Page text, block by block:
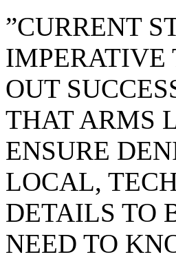
”CURRENT
IMPERATIVE
OUT
THAT ARMS
ENSURE
LOCAL,
DETAILS TO
NEED TO